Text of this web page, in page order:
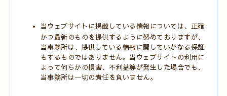
当ウェブサイトに掲載している情報については、正確
かつ最新のものを提供するように努めておりますが、
当事務所は、提供している情報に関していかなる保証
もするものではありません。当ウェブサイトの利用に
よって何らかの損害、不利益等が発生した場合でも、
当事務所は一切の責任を負いません。